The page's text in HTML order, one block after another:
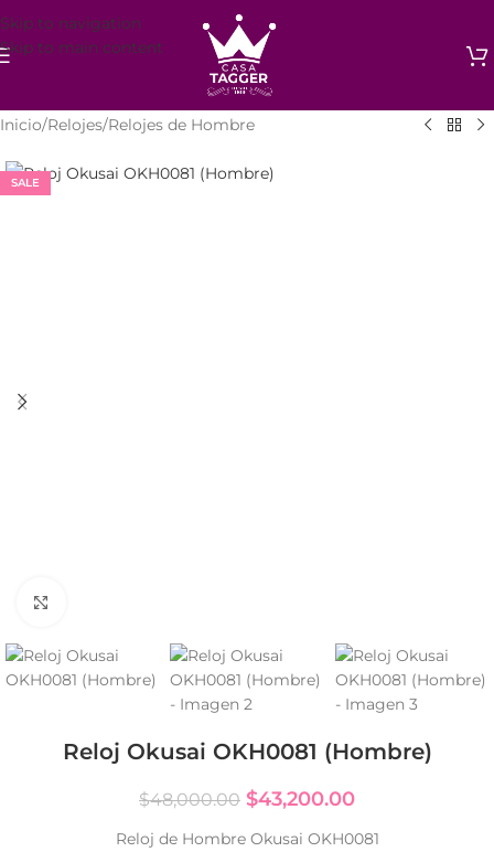
Skip to navigation
Skip to main content
Inicio/Relojes/Relojes de Hombre
SALE
Reloj Okusai OKH0081 (Hombre)
$48,000.00 $43,200.00
Reloj de Hombre Okusai OKH0081